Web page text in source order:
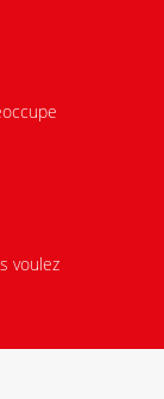
voulez